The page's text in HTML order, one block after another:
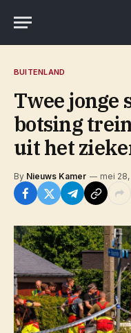
BUITENLAND
Twee jonge
botsing
uit het
By Nieuws Kamer mei